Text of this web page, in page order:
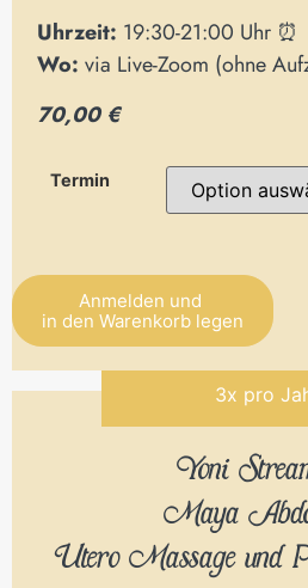
Uhrzeit: 19:30-21:00 Uhr ⏰
Wo: via Live-Zoom (ohne
70,00 €
Termin
Anmelden und
in den Warenkorb legen
3x pro
Yoni
Maya
Utero Massage und